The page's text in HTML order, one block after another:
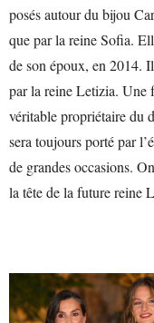
posés autour du bijou
que par la reine Sofia.
de son époux, en 2014.
par la reine Letizia. Une
véritable propriétaire du
sera toujours porté par
de grandes occasions.
la tête de la future reine